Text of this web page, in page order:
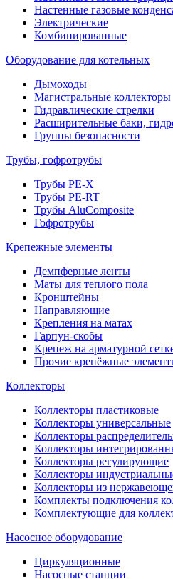
Настенные газовые
Электрические
Комбинированные
Оборудование для котельных
Дымоходы
Магистральные коллекторы
Гидравлические стрелки
Расширительные баки,
Группы безопасности
Трубы, гофротрубы
Трубы PE-X
Трубы PE-RT
Трубы AluComposite
Гофротрубы
Крепежные элементы
Демпферные ленты
Маты для теплого пола
Кронштейны
Направляющие
Крепления на матах
Гарпун-скобы
Крепеж на арматурной
Прочие крепёжные
Коллекторы
Коллекторы пластиковые
Коллекторы универсальные
Коллекторы
Коллекторы
Коллекторы регулирующие
Коллекторы
Коллекторы из
Комплекты подключения
Комплектующие для
Насосное оборудование
Циркуляционные
Насосные станции